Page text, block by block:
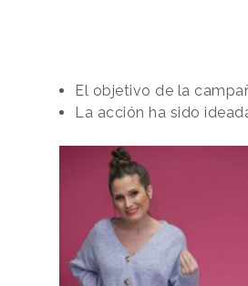
El objetivo de la
La acción ha sido